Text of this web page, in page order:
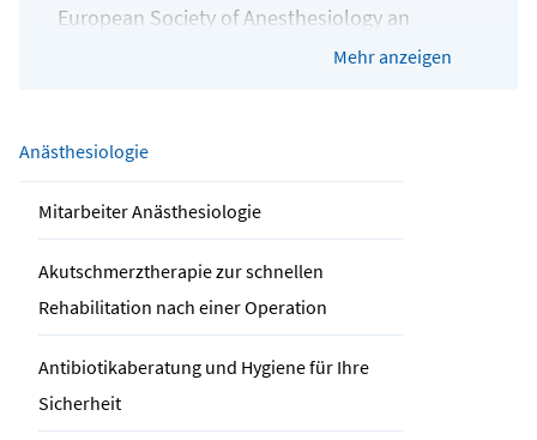
Anästhesiologie
Mitarbeiter Anästhesiologie
Akutschmerztherapie zur schnellen
Rehabilitation nach einer Operation
Antibiotikaberatung und Hygiene für Ihre
Sicherheit
European Society of Anesthesiology an
Intensive Care, DGAI Zertifikat Anästhesie
Stellvertretender Ärztlicher Direktor
Weitere Qualifikationen:
Master of Health Business Administration
(MHBA), Lehrbeauftragter der FOM-
Hochschule, Transfusionsverantwortlicher
Arzt / Leiter Blutdepot, Antibiotic Stewardship
Experte (DGKH), Hygienebeauftragter Arzt,
DEGUM Grundkurs Notfallsonographie, DIVI-
Kurs Intensivtransport, Arzt im
Mehr anzeigen